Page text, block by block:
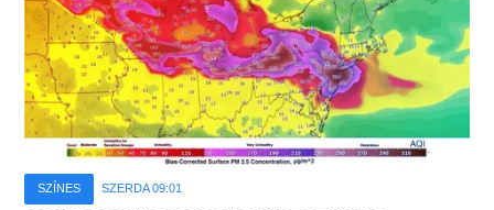
SZÍNES SZERDA 09:01